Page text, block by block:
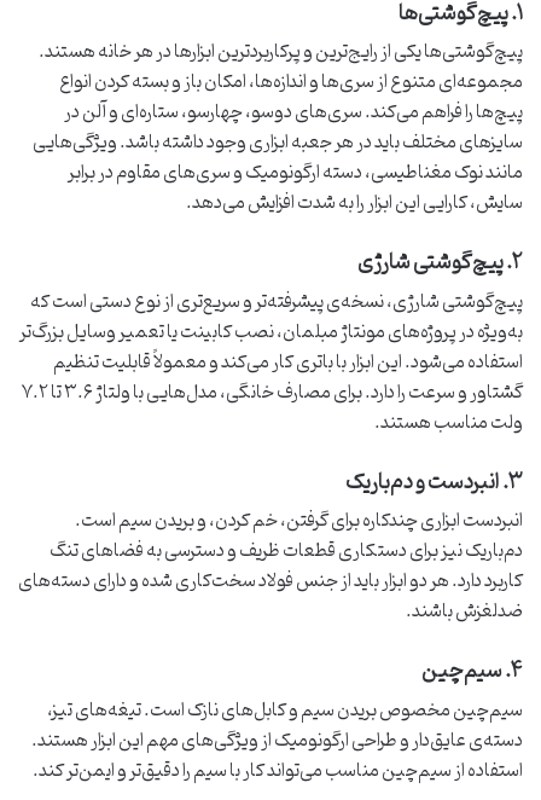
۱. پیچ‌گوشتی‌ها
پیچ‌گوشتی‌ها یکی از رایج‌ترین و پرکاربردترین ابزارها در هر خانه هستند.
مجموعه‌ای متنوع از سری‌ها و اندازه‌ها، امکان باز و بسته کردن انواع
پیچ‌ها را فراهم می‌کند. سری‌های دوسو، چهارسو، ستاره‌ای و آلن در
سایزهای مختلف باید در هر جعبه ابزاری وجود داشته باشد. ویژگی‌هایی
مانند نوک مغناطیسی، دسته ارگونومیک و سری‌های مقاوم در برابر
سایش، کارایی این ابزار را به شدت افزایش می‌دهد.
۲. پیچ‌گوشتی شارژی
پیچ‌گوشتی شارژی، نسخه‌ی پیشرفته‌تر و سریع‌تری از نوع دستی است که
به‌ویژه در پروژه‌های مونتاژ مبلمان، نصب کابینت یا تعمیر وسایل بزرگ‌تر
استفاده می‌شود. این ابزار با باتری کار می‌کند و معمولاً قابلیت تنظیم
گشتاور و سرعت را دارد. برای مصارف خانگی، مدل‌هایی با ولتاژ ۳.۶ تا ۷.۲
ولت مناسب هستند.
۳. انبردست و دم‌باریک
انبردست ابزاری چندکاره برای گرفتن، خم کردن، و بریدن سیم است.
دم‌باریک نیز برای دستکاری قطعات ظریف و دسترسی به فضاهای تنگ
کاربرد دارد. هر دو ابزار باید از جنس فولاد سخت‌کاری شده و دارای دسته‌های
ضدلغزش باشند.
۴. سیم‌چین
سیم‌چین مخصوص بریدن سیم و کابل‌های نازک است. تیغه‌های تیز،
دسته‌ی عایق‌دار و طراحی ارگونومیک از ویژگی‌های مهم این ابزار هستند.
استفاده از سیم‌چین مناسب می‌تواند کار با سیم را دقیق‌تر و ایمن‌تر کند.